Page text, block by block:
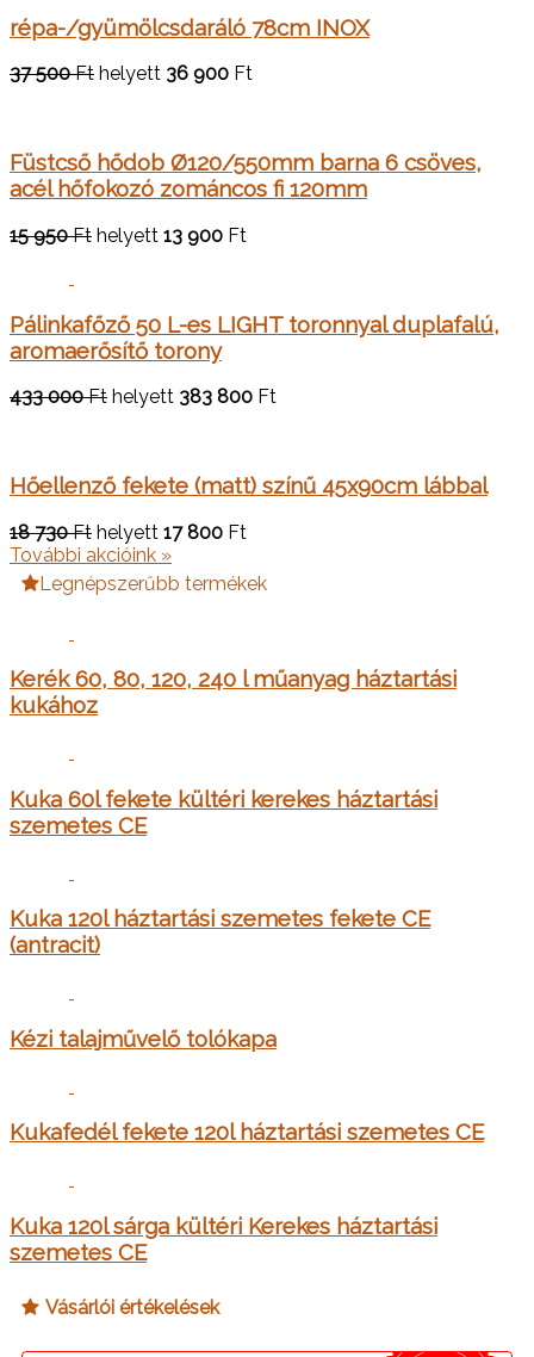
répa-/gyümölcsdaráló 78cm INOX
37 500 Ft helyett 36 900 Ft
Füstcső hődob Ø120/550mm barna 6 csöves,
acél hőfokozó zománcos fi 120mm
15 950 Ft helyett 13 900 Ft
Pálinkafőző 50 L-es LIGHT toronnyal duplafalú,
aromaerősítő torony
433 000 Ft helyett 383 800 Ft
Hőellenző fekete (matt) színű 45x90cm lábbal
18 730 Ft helyett 17 800 Ft
További akcióink »
Legnépszerűbb termékek
Kerék 60, 80, 120, 240 l műanyag háztartási
kukához
Kuka 60l fekete kültéri kerekes háztartási
szemetes CE
Kuka 120l háztartási szemetes fekete CE
(antracit)
Kézi talajművelő tolókapa
Kukafedél fekete 120l háztartási szemetes CE
Kuka 120l sárga kültéri Kerekes háztartási
szemetes CE
Vásárlói értékelések